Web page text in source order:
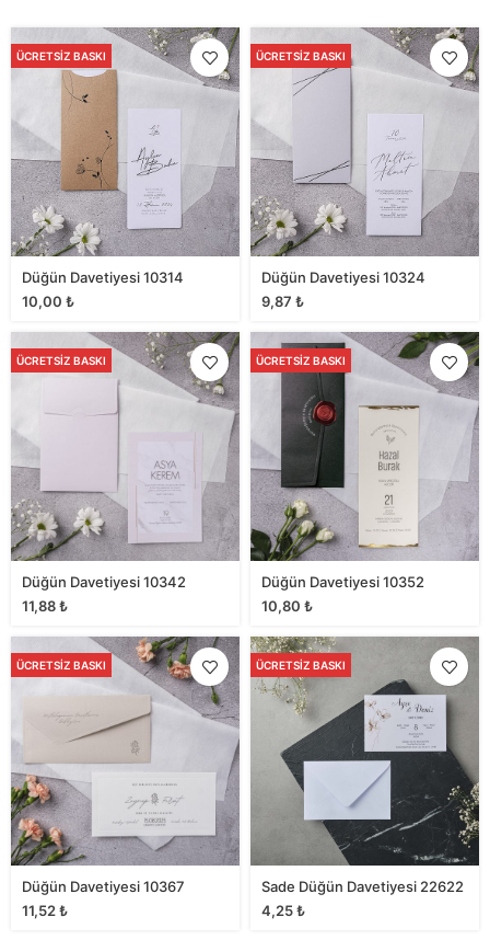
ÜCRETSIZ BASKI
Düğün Davetiyesi 10314
10,00 ₺
ÜCRETSIZ BASKI
Düğün Davetiyesi 10324
9,87 ₺
ÜCRETSIZ BASKI
Düğün Davetiyesi 10342
11,88₺
ÜCRETSIZ BASKI
Düğün Davetiyesi 10352
10,80 ₺
ÜCRETSIZ BASKI
Düğün Davetiyesi 10367
11,52₺
ÜCRETSIZ BASKI
Sade Düğün Davetiyesi 22622
4,25₺